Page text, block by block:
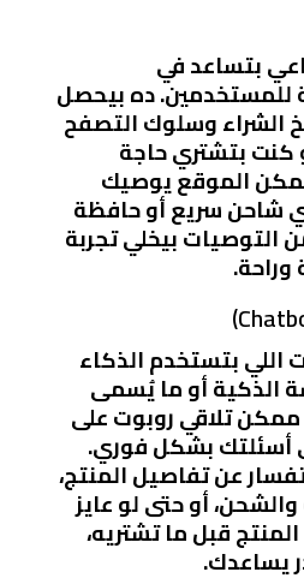
بتساعد في
للمستخدمين. ده بيحصل
الشراء وسلوك التصفح
كنت بتشتري حاجة
الموقع يوصيك
شاحن سريعأوحافظة
التوصيات بيخلي تجربة
اللي بتستخدم الذكاء
الذكيةأو ما يُسمى
تلاقي روبوت على
أسئلتك بشكل فوري.
عن تفاصيل المنتج،
والشحن، أو حتى لو عايز
قبل ما تشتريه،
يساعدك.